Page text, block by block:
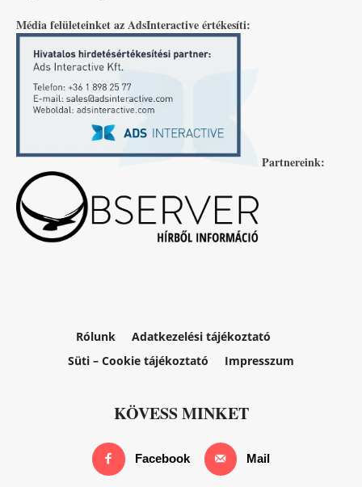
Média felületeinket az AdsInteractive értékesíti:
Partnereink:
Rólunk
Adatkezelési tájékoztató
Süti – Cookie tájékoztató
Impresszum
KÖVESS MINKET
Facebook Mail